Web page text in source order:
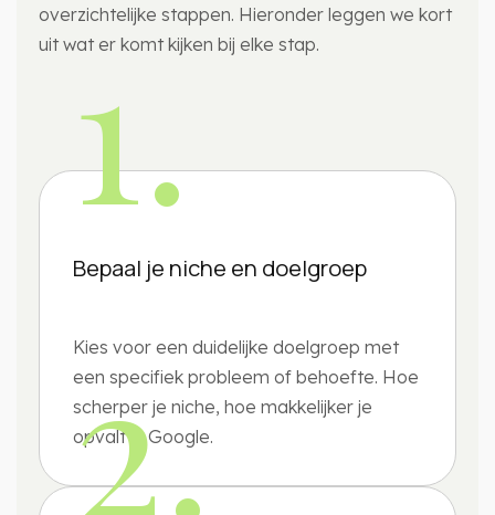
overzichtelijke stappen. Hieronder leggen we kort
uit wat er komt kijken bij elke stap.
1.
Bepaal je niche en doelgroep
Kies voor een duidelijke doelgroep met
een specifiek probleem of behoefte. Hoe
scherper je niche, hoe makkelijker je
opvalt in Google.
2.